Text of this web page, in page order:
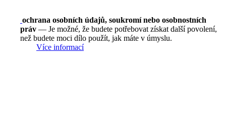
ochrana osobních údajů, soukromí nebo osobnostních
práv — Je možné, že budete potřebovat získat další povolení,
než budete moci dílo použít, jak máte v úmyslu.
Více informací